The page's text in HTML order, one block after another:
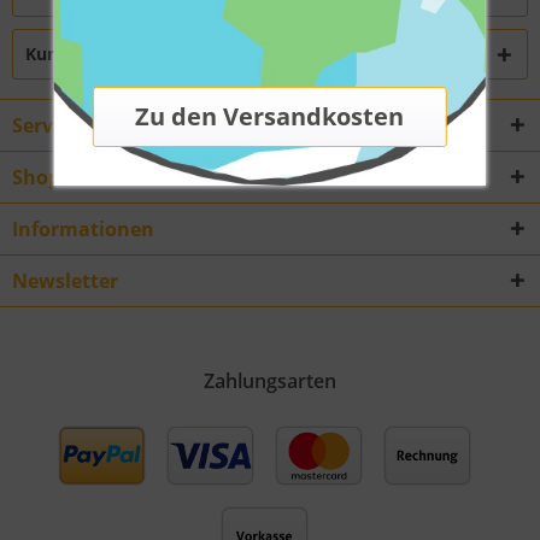
Kunden haben sich ebenfalls angesehen
Service Hotline
Shop Service
Informationen
Newsletter
Zahlungsarten